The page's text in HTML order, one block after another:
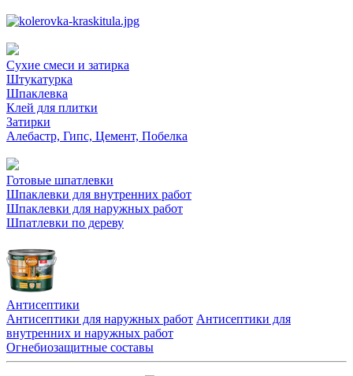
Сухие смеси и затирка
Штукатурка
Шпаклевка
Клей для плитки
Затирки
Алебастр, Гипс, Цемент, Побелка
Готовые шпатлевки
Шпаклевки для внутренних работ
Шпаклевки для наружных работ
Шпатлевки по дереву
Антисептики
Антисептики для наружных работ Антисептики для
внутренних и наружных работ
Огнебиозащитные составы